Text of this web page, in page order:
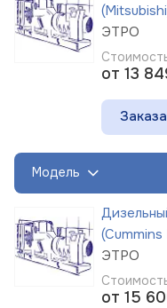
ЭТРО
от 13
Модель
ЭТРО
от 15